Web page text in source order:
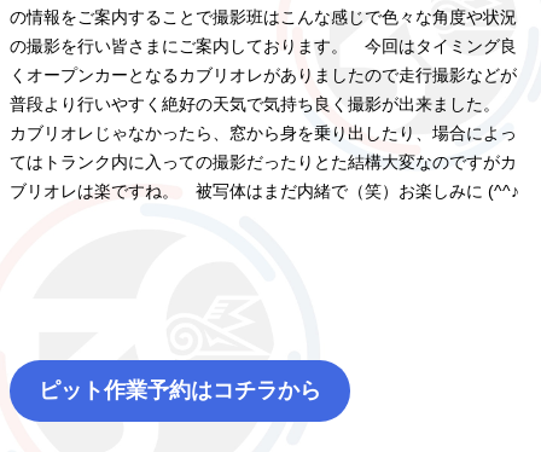
の情報をご案内することで撮影班はこんな感じで色々な角度や状況
の撮影を行い皆さまにご案内しております。 今回はタイミング良
くオープンカーとなるカブリオレがありましたので走行撮影などが
普段より行いやすく絶好の天気で気持ち良く撮影が出来ました。
カブリオレじゃなかったら、窓から身を乗り出したり、場合によっ
てはトランク内に入っての撮影だったりとた結構大変なのですがカ
ブリオレは楽ですね。 被写体はまだ内緒で（笑）お楽しみに (^^♪
ピット作業予約はコチラから